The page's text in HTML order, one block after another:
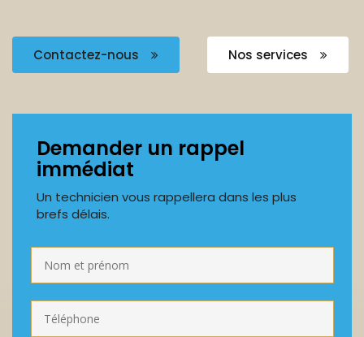
Contactez-nous Nos services
Demander un rappel
immédiat
Un technicien vous rappellera dans les plus
brefs délais.